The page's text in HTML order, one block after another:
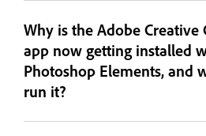
Why is the Adobe Creative
app now getting installed
Photoshop Elements, and
run it?